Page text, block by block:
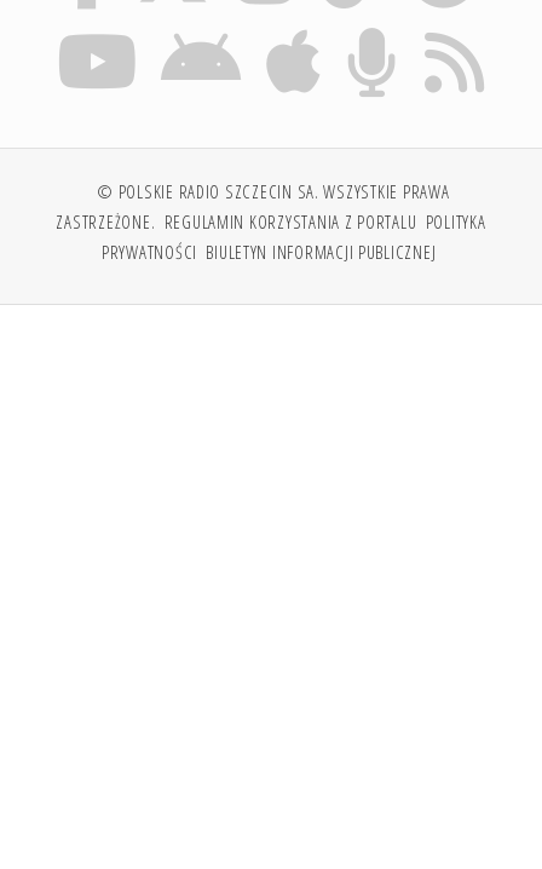
© POLSKIE RADIO SZCZECIN SA. WSZYSTKIE PRAWA
ZASTRZEŻONE. REGULAMIN KORZYSTANIA Z PORTALU POLITYKA
PRYWATNOŚCI BIULETYN INFORMACJI PUBLICZNEJ